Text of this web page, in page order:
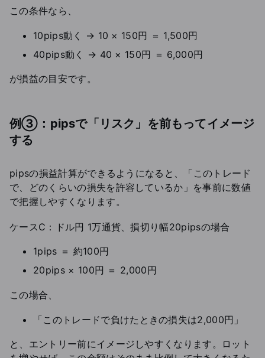
この条件なら、
10pips動く → 10 × 150円 ＝ 1,500円
40pips動く → 40 × 150円 ＝ 6,000円
が損益の目安です。
例③：pipsで「リスク」を前もってイメージ
する
pipsの損益計算ができるようになると、「このトレード
で、どのくらいの損失を許容しているか」を事前に数値
で把握しやすくなります。
ケースC：ドル円 1万通貨、損切り幅20pipsの場合
1pips ＝ 約100円
20pips × 100円 ＝ 2,000円
この場合、
「このトレードで負けたときの損失は2,000円」
と、エントリー前にイメージしやすくなります。ロット